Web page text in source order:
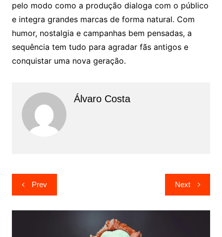
pelo modo como a produção dialoga com o público
e integra grandes marcas de forma natural. Com
humor, nostalgia e campanhas bem pensadas, a
sequência tem tudo para agradar fãs antigos e
conquistar uma nova geração.
Álvaro Costa
Navegação
de
artigos
Prev Next